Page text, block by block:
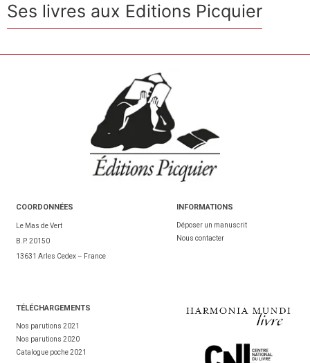
Ses livres aux Editions Picquier
COORDONNÉES
Le Mas de Vert
B.P. 20150
13631 Arles Cedex – France
INFORMATIONS
Déposer un manuscrit
Nous contacter
TÉLÉCHARGEMENTS
Nos parutions 2021
Nos parutions 2020
Catalogue poche 2021